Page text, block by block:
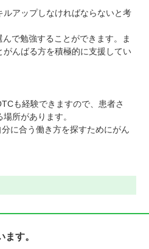
アップしなければならないと考
で勉強することができます。ま
んばる方を積極的に支援してい
も経験できますので、患者さ
所があります。
に合う働き方を探すためにがん
す。